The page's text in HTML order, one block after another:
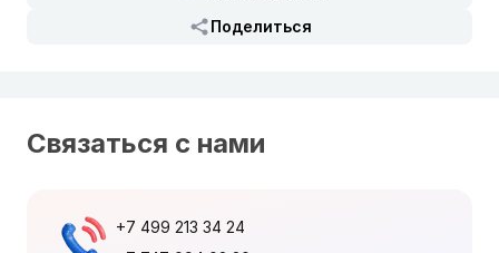
Поделиться
Связаться с нами
+7 499 213 34 24